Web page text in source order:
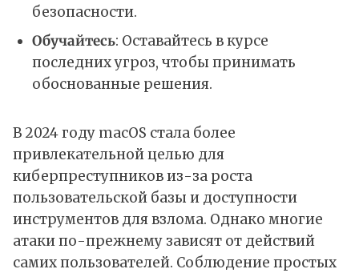
безопасности.
Обучайтесь: Оставайтесь в курсе
последних угроз, чтобы принимать
обоснованные решения.
В 2024 году macOS стала более
привлекательной целью для
киберпреступников из-за роста
пользовательской базы и доступности
инструментов для взлома. Однако многие
атаки по-прежнему зависят от действий
самих пользователей. Соблюдение простых